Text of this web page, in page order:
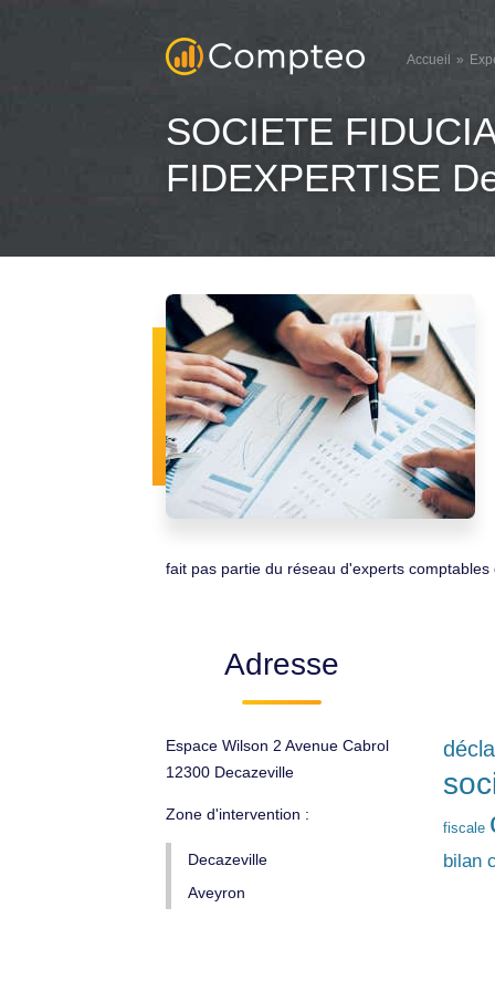
Accueil
SOCIETE
FIDEXPERTISE
fait pas partie du réseau d'experts comptables
Adresse
Espace Wilson 2 Avenue Cabrol
12300 Decazeville
Zone d'intervention :
Decazeville
Aveyron
fiscale
bilan